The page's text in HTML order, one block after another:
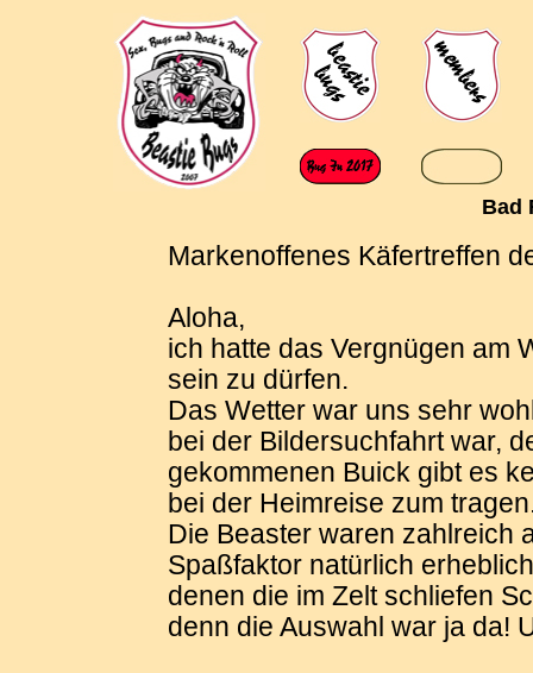
Bad
Markenoffenes Käfertreffen
Aloha,
ich hatte das Vergnügen am
sein zu dürfen.
Das Wetter war uns sehr
bei der Bildersuchfahrt war,
gekommenen Buick gibt es
bei der Heimreise zum
Die Beaster waren zahlreich
Spaßfaktor natürlich
denen die im Zelt schliefen
denn die Auswahl war ja da!